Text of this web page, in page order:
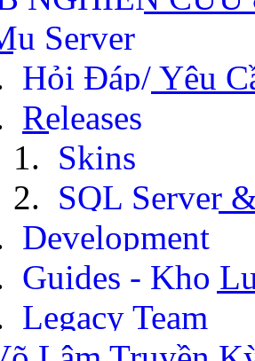
Server
Hỏi Đáp/ Yêu
Releases
Skins
SQL Server
Development
Guides - Kho
Legacy Team